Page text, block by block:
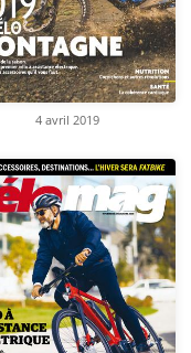
4 avril 2019